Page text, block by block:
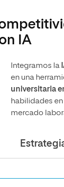
IA
Integramos la
en una
universitaria
habilidades
mercado